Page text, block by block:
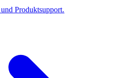
Produktsupport.